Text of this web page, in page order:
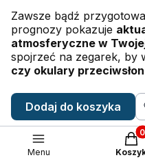
Zawsze bądź
prognozy pokazuje
atmosferyczne w
spojrzeć na zegarek, by
czy okulary
ODTWARZACZ
Po sparowaniu zegarka
możesz
sterować
smartfona
. Zmieniaj
Dodaj do koszyka
Menu